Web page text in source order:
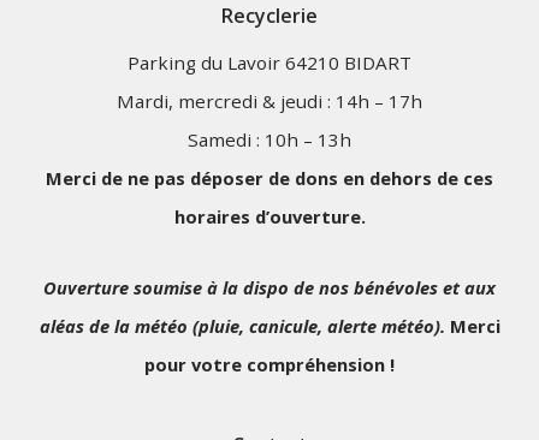
Recyclerie
Parking du Lavoir 64210 BIDART
Mardi, mercredi & jeudi : 14h – 17h
Samedi : 10h – 13h
Merci de ne pas déposer de dons en dehors de ces
horaires d’ouverture.
Ouverture soumise à la dispo de nos bénévoles et aux
aléas de la météo (pluie, canicule, alerte météo). Merci
pour votre compréhension !